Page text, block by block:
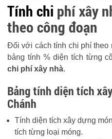
Tính chi phíxây
theo công đoạn
Đối với cách tính chi phí theo
bảng tính % diện tích từng
chi phí xây nhà.
Bảng tính diện tích
Chánh
Tính diện tích xây dựng
tích từng loại móng.